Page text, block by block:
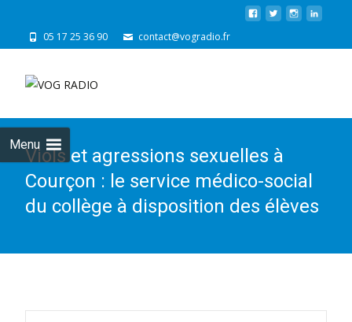
05 17 25 36 90 contact@vogradio.fr
Menu
Viols et agressions sexuelles à
Courçon : le service médico-social
du collège à disposition des élèves